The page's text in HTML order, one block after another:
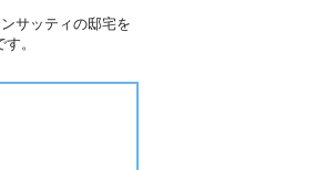
サッティの邸宅を
。